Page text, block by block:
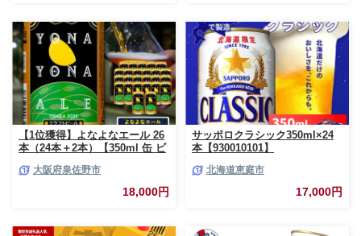
【1位獲得】よなよなエール 26
本（24本＋2本）【350ml 缶 ビ
み比べ 晩酌 高評価 家計応援 特
別規格 ヤッホーブルーイング】
大阪府泉佐野市
18,000円
サッポロクラシック350ml×24
本【930010101】
北海道恵庭市
17,000円